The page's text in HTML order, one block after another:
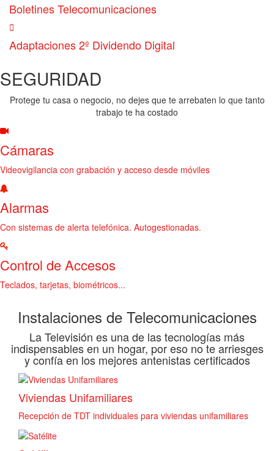
Boletines Telecomunicaciones
Adaptaciones 2º Dividendo Digital
SEGURIDAD
Protege tu casa o negocio, no dejes que te arrebaten lo que tanto
trabajo te ha costado
Cámaras
Videovigilancia con grabación y acceso desde móviles
Alarmas
Con sistemas de alerta telefónica. Autogestionadas.
Control de Accesos
Teclados, tarjetas, biométricos...
Instalaciones de Telecomunicaciones
La Televisión es una de las tecnologías más
indispensables en un hogar, por eso no te arriesges
y confía en los mejores antenistas certificados
Viviendas Unifamiliares
Recepción de TDT individuales para viviendas unifamiliares